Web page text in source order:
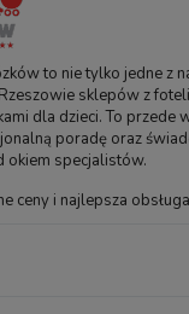
to nie tylko jedne z
sklepów z
dla dzieci. To przede
poradę oraz
okiem specjalistów.
ceny i najlepsza